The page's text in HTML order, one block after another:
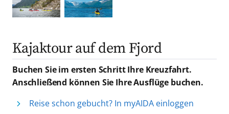
Kajaktour auf dem Fjord
Buchen Sie im ersten Schritt Ihre Kreuzfahrt.
Anschließend können Sie Ihre Ausflüge buchen.
Reise schon gebucht? In myAIDA einloggen